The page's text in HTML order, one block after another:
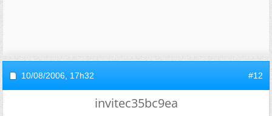
10/08/2006, 17h32 #12
invitec35bc9ea